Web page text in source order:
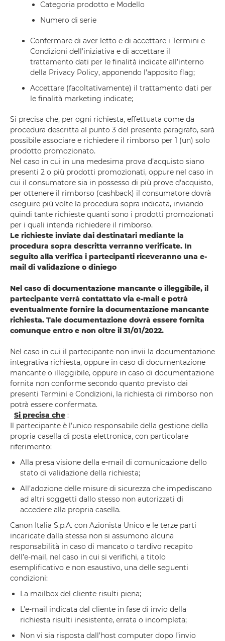
Categoria prodotto e Modello
Numero di serie
Confermare di aver letto e di accettare i Termini e
Condizioni dell’iniziativa e di accettare il
trattamento dati per le finalità indicate all’interno
della Privacy Policy, apponendo l’apposito flag;
Accettare (facoltativamente) il trattamento dati per
le finalità marketing indicate;
Si precisa che, per ogni richiesta, effettuata come da
procedura descritta al punto 3 del presente paragrafo, sarà
possibile associare e richiedere il rimborso per 1 (un) solo
prodotto promozionato.
Nel caso in cui in una medesima prova d’acquisto siano
presenti 2 o più prodotti promozionati, oppure nel caso in
cui il consumatore sia in possesso di più prove d'acquisto,
per ottenere il rimborso (cashback) il consumatore dovrà
eseguire più volte la procedura sopra indicata, inviando
quindi tante richieste quanti sono i prodotti promozionati
per i quali intenda richiedere il rimborso.
Le richieste inviate dai destinatari mediante la
procedura sopra descritta verranno verificate. In
seguito alla verifica i partecipanti riceveranno una e-
mail di validazione o diniego
Nel caso di documentazione mancante o illeggibile, il
partecipante verrà contattato via e-mail e potrà
eventualmente fornire la documentazione mancante
richiesta. Tale documentazione dovrà essere fornita
comunque entro e non oltre il 31/01/2022.
Nel caso in cui il partecipante non invii la documentazione
integrativa richiesta, oppure in caso di documentazione
mancante o illeggibile, oppure in caso di documentazione
fornita non conforme secondo quanto previsto dai
presenti Termini e Condizioni, la richiesta di rimborso non
potrà essere confermata.
Si precisa che :
Il partecipante è l’unico responsabile della gestione della
propria casella di posta elettronica, con particolare
riferimento:
Alla presa visione della e-mail di comunicazione dello
stato di validazione della richiesta;
All’adozione delle misure di sicurezza che impediscano
ad altri soggetti dallo stesso non autorizzati di
accedere alla propria casella.
Canon Italia S.p.A. con Azionista Unico e le terze parti
incaricate dalla stessa non si assumono alcuna
responsabilità in caso di mancato o tardivo recapito
dell’e-mail, nel caso in cui si verifichi, a titolo
esemplificativo e non esaustivo, una delle seguenti
condizioni:
La mailbox del cliente risulti piena;
L’e-mail indicata dal cliente in fase di invio della
richiesta risulti inesistente, errata o incompleta;
Non vi sia risposta dall’host computer dopo l’invio